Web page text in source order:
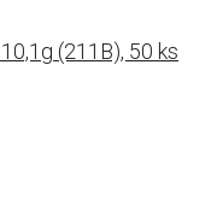
(211B), 50 ks